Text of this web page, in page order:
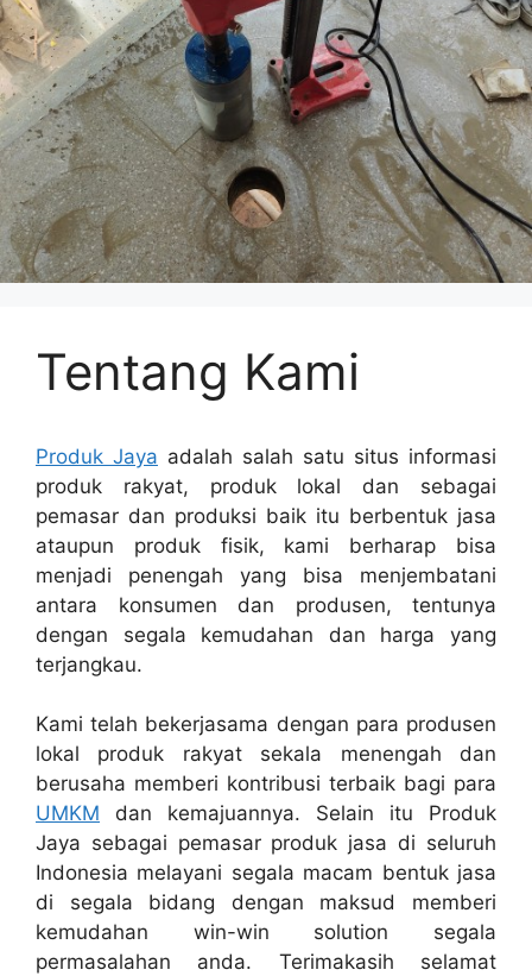
Tentang Kami
Produk Jaya adalah salah satu situs informasi
produk rakyat, produk lokal dan sebagai
pemasar dan produksi baik itu berbentuk jasa
ataupun produk fisik, kami berharap bisa
menjadi penengah yang bisa menjembatani
antara konsumen dan produsen, tentunya
dengan segala kemudahan dan harga yang
terjangkau.
Kami telah bekerjasama dengan para produsen
lokal produk rakyat sekala menengah dan
berusaha memberi kontribusi terbaik bagi para
UMKM dan kemajuannya. Selain itu Produk
Jaya sebagai pemasar produk jasa di seluruh
Indonesia melayani segala macam bentuk jasa
di segala bidang dengan maksud memberi
kemudahan win-win solution segala
permasalahan anda. Terimakasih selamat